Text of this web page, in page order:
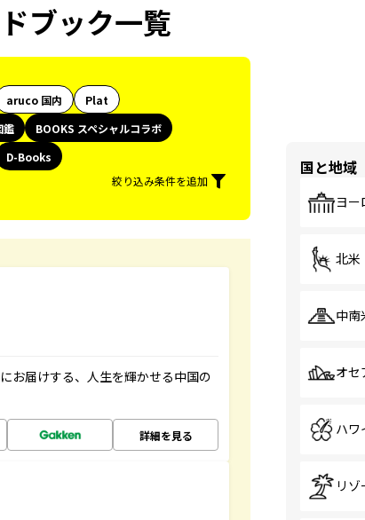
ブック一覧
aruco 国内
Plat
鑑
BOOKS スペシャルコラボ
D-Books
絞り込み条件を追加
お届けする、人生を輝かせる中国の
詳細を見る
国と地域
ヨー
北米
中南
オセ
ハワ
リゾ